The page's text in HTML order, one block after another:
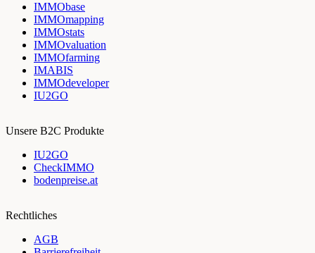
IMMObase
IMMOmapping
IMMOstats
IMMOvaluation
IMMOfarming
IMABIS
IMMOdeveloper
IU2GO
Unsere B2C Produkte
IU2GO
CheckIMMO
bodenpreise.at
Rechtliches
AGB